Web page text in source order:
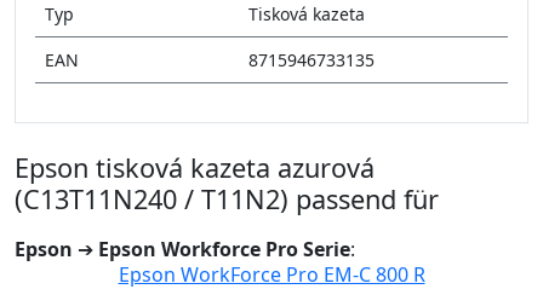
Typ
Tisková kazeta
EAN
8715946733135
Epson tisková kazeta azurová
(C13T11N240 / T11N2) passend für
Epson ➔ Epson Workforce Pro Serie:
Epson WorkForce Pro EM-C 800 R